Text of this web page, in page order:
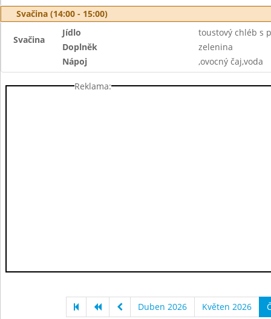
Svačina (14:00 - 15:00)
Svačina
Jídlo
toustový chléb s
Doplněk
zelenina
Nápoj
,ovocný čaj,voda
Reklama:
Duben 2026 Květen 2026